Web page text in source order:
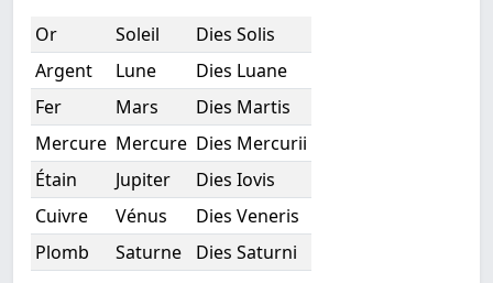
Or
Soleil
Dies Solis
Argent
Lune
Dies Luane
Fer
Mars
Dies Martis
Mercure Mercure Dies Mercurii
Étain
Jupiter
Dies Iovis
Cuivre
Vénus
Dies Veneris
Plomb
Saturne Dies Saturni